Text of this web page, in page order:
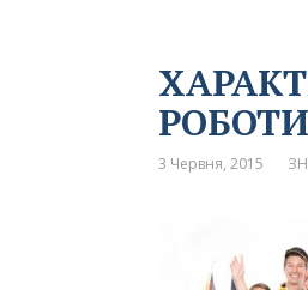
3 Червня, 2015